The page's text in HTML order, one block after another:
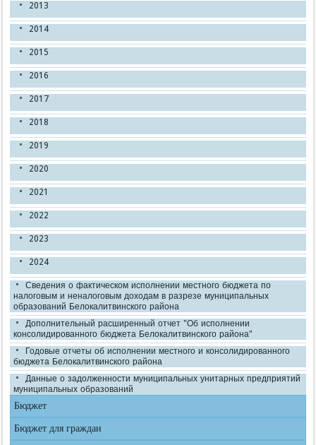
2013
2014
2015
2016
2017
2018
2019
2020
2021
2022
2023
2024
Сведения о фактическом исполнении местного бюджета по
налоговым и неналоговым доходам в разрезе муниципальных
образований Белокалитвинского района
Дополнительный расширенный отчет "Об исполнении
консолидированного бюджета Белокалитвинского района"
Годовые отчеты об исполнении местного и консолидированного
бюджета Белокалитвинского района
Данные о задолженности муниципальных унитарных предприятий
муниципальных образований
Бюджет
Бюджет для граждан